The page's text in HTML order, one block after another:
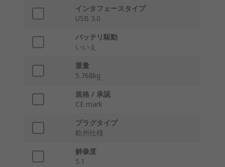
インタフェースタイプ
USB 3.0
バッテリ駆動
いいえ
重量
5.768kg
規格 / 承認
CE mark
プラグタイプ
欧州仕様
解像度
5.1